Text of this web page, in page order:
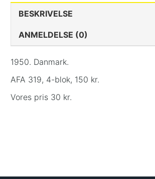
BESKRIVELSE
ANMELDELSE (0)
1950. Danmark.
AFA 319, 4-blok, 150 kr.
Vores pris 30 kr.